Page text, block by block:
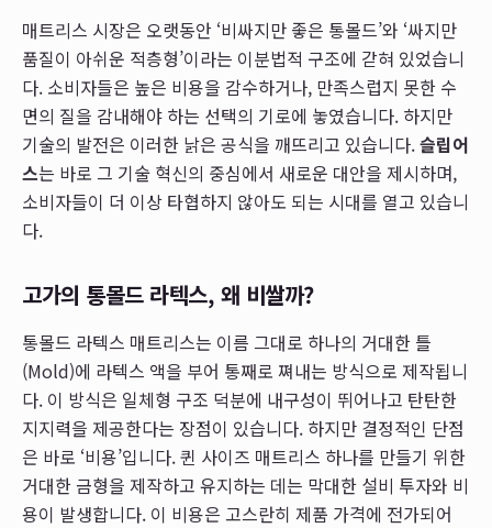
매트리스 시장은 오랫동안 ‘비싸지만 좋은 통몰드’와 ‘싸지만
품질이 아쉬운 적층형’이라는 이분법적 구조에 갇혀 있었습니
다. 소비자들은 높은 비용을 감수하거나, 만족스럽지 못한 수
면의 질을 감내해야 하는 선택의 기로에 놓였습니다. 하지만
기술의 발전은 이러한 낡은 공식을 깨뜨리고 있습니다.슬립어
스는 바로 그 기술 혁신의 중심에서 새로운 대안을 제시하며,
소비자들이 더 이상 타협하지 않아도 되는 시대를 열고 있습니
다.
고가의 통몰드 라텍스, 왜 비쌀까?
통몰드 라텍스 매트리스는 이름 그대로 하나의 거대한 틀
(Mold)에 라텍스 액을 부어 통째로 쪄내는 방식으로 제작됩니
다. 이 방식은 일체형 구조 덕분에 내구성이 뛰어나고 탄탄한
지지력을 제공한다는 장점이 있습니다. 하지만 결정적인 단점
은 바로 ‘비용’입니다. 퀸 사이즈 매트리스 하나를 만들기 위한
거대한 금형을 제작하고 유지하는 데는 막대한 설비 투자와 비
용이 발생합니다. 이 비용은 고스란히 제품 가격에 전가되어